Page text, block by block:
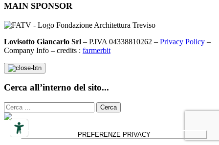
MAIN SPONSOR
Lovisotto Giancarlo Srl – P.IVA 04338810262 – Privacy Policy –
Company Info – credits : farmerbit
Cerca all’interno del sito...
Ricerca
per: